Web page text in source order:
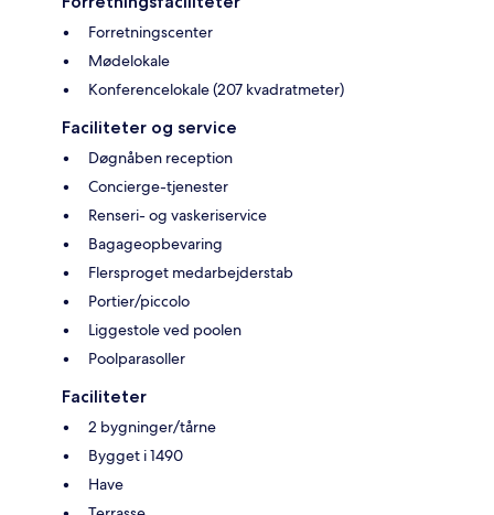
Forretningscenter
Mødelokale
Konferencelokale (207 kvadratmeter)
Faciliteter og service
Døgnåben reception
Concierge-tjenester
Renseri- og vaskeriservice
Bagageopbevaring
Flersproget medarbejderstab
Portier/piccolo
Liggestole ved poolen
Poolparasoller
Faciliteter
2 bygninger/tårne
Bygget i 1490
Have